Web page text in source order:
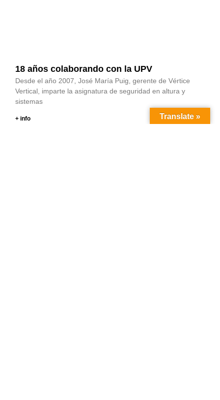
18 años colaborando con la UPV
Desde el año 2007, José María Puig, gerente de Vértice
Vertical, imparte la asignatura de seguridad en altura y
sistemas
+ info Translate »